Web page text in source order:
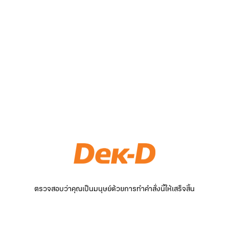
ตรวจสอบว่าคุณเป็นมนุษย์ด้วยการทำคำสั่งนี้ให้เสร็จสิ้น